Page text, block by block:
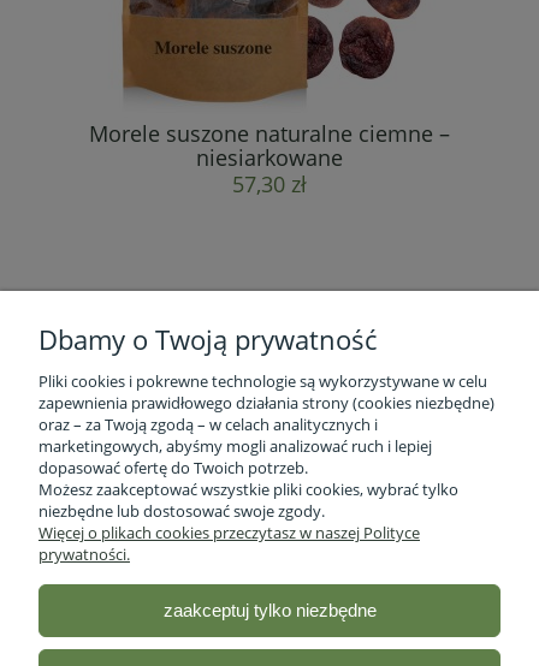
Morele suszone naturalne ciemne –
niesiarkowane
57,30 zł
Informacje o firmie
Obsługa klienta
Moje konto
Dbamy o Twoją prywatność
Pliki cookies i pokrewne technologie są wykorzystywane w celu
zapewnienia prawidłowego działania strony (cookies niezbędne)
oraz – za Twoją zgodą – w celach analitycznych i
marketingowych, abyśmy mogli analizować ruch i lepiej
dopasować ofertę do Twoich potrzeb.
Możesz zaakceptować wszystkie pliki cookies, wybrać tylko
niezbędne lub dostosować swoje zgody.
Więcej o plikach cookies przeczytasz w naszej Polityce
prywatności.
zaakceptuj tylko niezbędne